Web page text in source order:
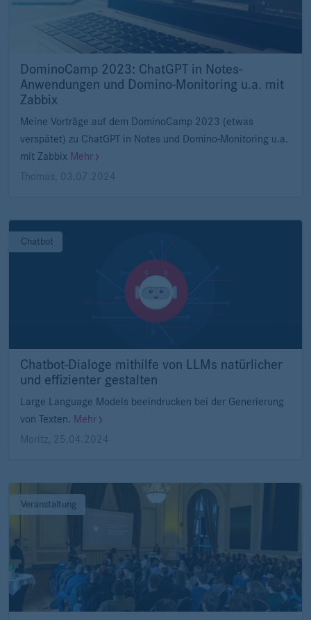
DominoCamp 2023: ChatGPT in Notes-
Anwendungen und Domino-Monitoring u.a. mit
Zabbix
Meine Vorträge auf dem DominoCamp 2023 (etwas
verspätet) zu ChatGPT in Notes und Domino-Monitoring u.a.
mit Zabbix Mehr
Thomas
03.07.2024
Chatbot
Chatbot-Dialoge mithilfe von LLMs natürlicher
und effizienter gestalten
Large Language Models beeindrucken bei der Generierung
von Texten. Mehr
Moritz
25.04.2024
Veranstaltung